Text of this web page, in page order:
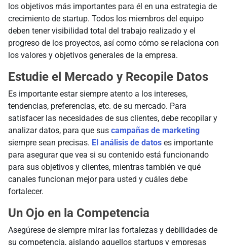
los objetivos más importantes para él en una estrategia de
crecimiento de startup. Todos los miembros del equipo
deben tener visibilidad total del trabajo realizado y el
progreso de los proyectos, así como cómo se relaciona con
los valores y objetivos generales de la empresa.
Estudie el Mercado y Recopile Datos
Es importante estar siempre atento a los intereses,
tendencias, preferencias, etc. de su mercado. Para
satisfacer las necesidades de sus clientes, debe recopilar y
analizar datos, para que sus campañas de marketing
siempre sean precisas. El análisis de datos es importante
para asegurar que vea si su contenido está funcionando
para sus objetivos y clientes, mientras también ve qué
canales funcionan mejor para usted y cuáles debe
fortalecer.
Un Ojo en la Competencia
Asegúrese de siempre mirar las fortalezas y debilidades de
su competencia, aislando aquellos startups y empresas